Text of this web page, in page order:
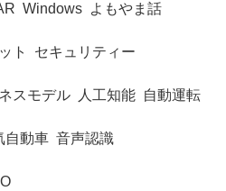
Windows よもやま話
ト セキュリティー
スモデル 人工知能 自動運転
自動車 音声認識